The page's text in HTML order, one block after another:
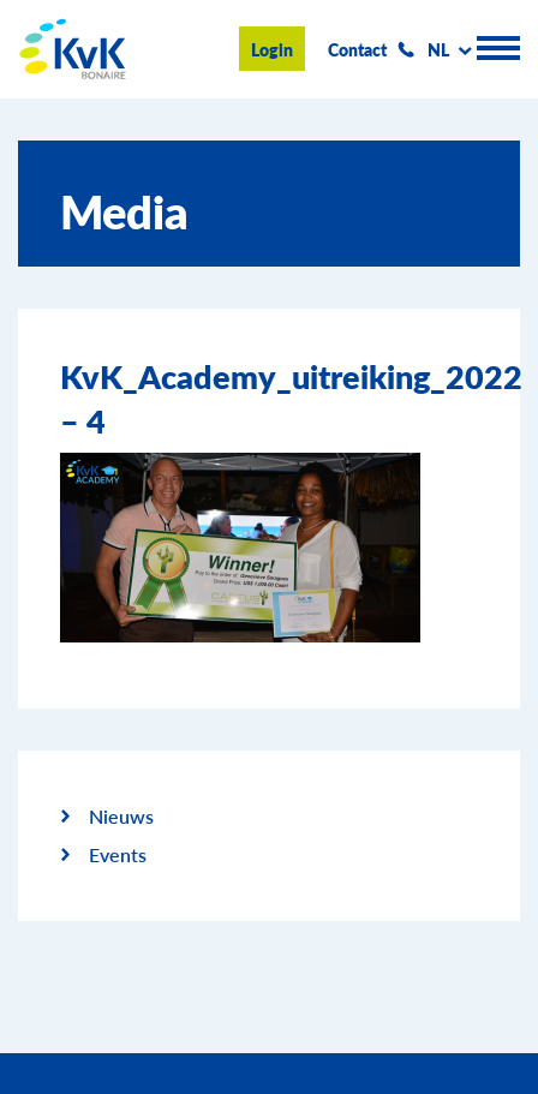
KvK Bonaire
Login Contact NL
Advies en informatie
Ondernemen op Bonaire
Nieuws & Events
Zoeken
Media
KvK_Academy_uitreiking_2022
– 4
Nieuws
Events